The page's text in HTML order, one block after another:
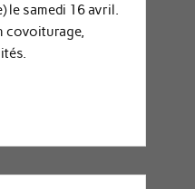
le samedi 16 avril.
covoiturage,